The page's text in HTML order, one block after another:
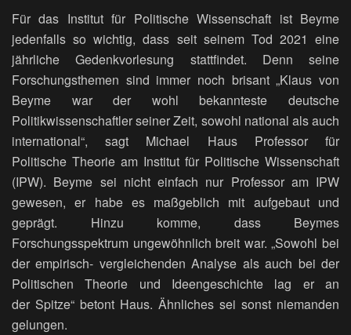
Für das Institut für Politische Wissenschaft ist Beyme
jedenfalls so wichtig, dass seit seinem Tod 2021 eine
jährliche Gedenkvorlesung stattfindet. Denn seine
Forschungsthemen sind immer noch brisant „Klaus von
Beyme war der wohl bekannteste deutsche
Politikwissenschaftler seiner Zeit, sowohl national als auch
international“, sagt Michael Haus Professor für
Politische Theorie am Institut für Politische Wissenschaft
(IPW). Beyme sei nicht einfach nur Professor am IPW
gewesen, er habe es maßgeblich mit aufgebaut und
geprägt. Hinzu komme, dass Beymes
Forschungsspektrum ungewöhnlich breit war. „Sowohl bei
der empirisch- vergleichenden Analyse als auch bei der
Politischen Theorie und Ideengeschichte lag er an
der Spitze“ betont Haus. Ähnliches sei sonst niemanden
gelungen.